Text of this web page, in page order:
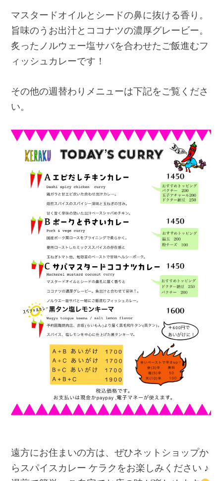
マスタードオイルとシードの鼻に抜ける香り。
旨味のうお出汁とココナツの濃厚グレービー。
炙ったノルウェー塩サバを合わせたご飯進むフ
ィッシュカレーです！
その他の週替わりメニューは下記をご覧くださ
い。
遠方にお住まいの方は、ぜひネットショップか
らスパイスカレー ケラクをお楽しみください ♪